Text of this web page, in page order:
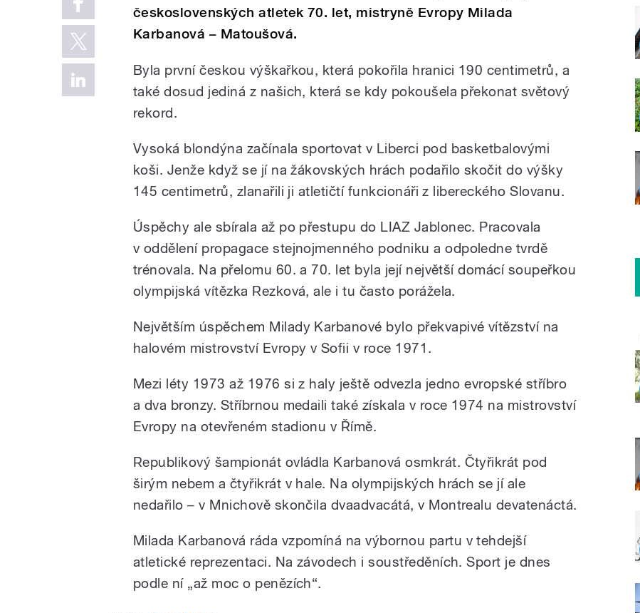
československých atletek 70. let, mistryně Evropy Milada
Karbanová – Matoušová.
Byla první českou výškařkou, která pokořila hranici 190 centimetrů, a
také dosud jediná z našich, která se kdy pokoušela překonat světový
rekord.
Vysoká blondýna začínala sportovat v Liberci pod basketbalovými
koši. Jenže když se jí na žákovských hrách podařilo skočit do výšky
145 centimetrů, zlanařili ji atletičtí funkcionáři z libereckého Slovanu.
Úspěchy ale sbírala až po přestupu do LIAZ Jablonec. Pracovala
v oddělení propagace stejnojmenného podniku a odpoledne tvrdě
trénovala. Na přelomu 60. a 70. let byla její největší domácí soupeřkou
olympijská vítězka Rezková, ale i tu často porážela.
Největším úspěchem Milady Karbanové bylo překvapivé vítězství na
halovém mistrovství Evropy v Sofii v roce 1971.
Mezi léty 1973 až 1976 si z haly ještě odvezla jedno evropské stříbro
a dva bronzy. Stříbrnou medaili také získala v roce 1974 na mistrovství
Evropy na otevřeném stadionu v Římě.
Republikový šampionát ovládla Karbanová osmkrát. Čtyřikrát pod
širým nebem a čtyřikrát v hale. Na olympijských hrách se jí ale
nedařilo – v Mnichově skončila dvaadvacátá, v Montrealu devatenáctá.
Milada Karbanová ráda vzpomíná na výbornou partu v tehdejší
atletické reprezentaci. Na závodech i soustředěních. Sport je dnes
podle ní „až moc o penězích“.